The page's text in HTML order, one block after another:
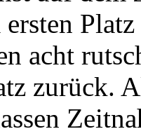
ersten
acht
zurück.